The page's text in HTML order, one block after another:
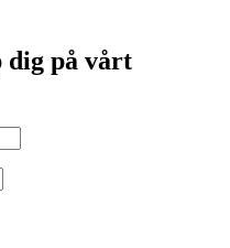
dig på vårt